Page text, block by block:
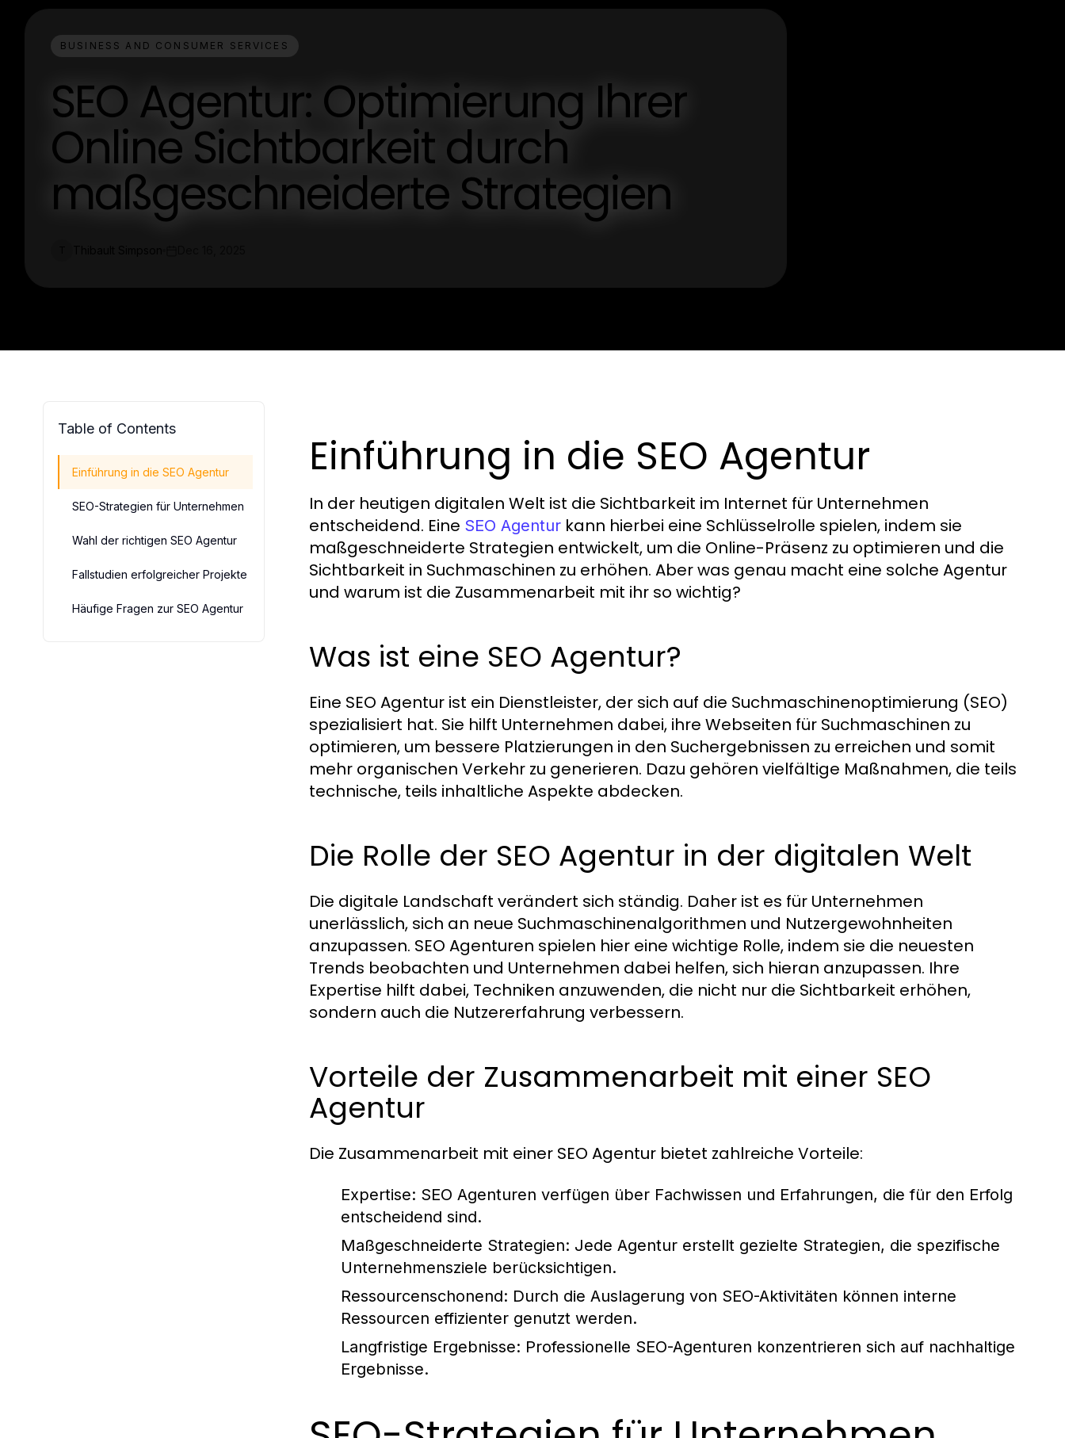
BUSINESS AND CONSUMER SERVICES
SEO Agentur: Optimierung Ihrer
Online Sichtbarkeit durch
maßgeschneiderte Strategien
Table of Contents
Einführung in die SEO Agentur
SEO-Strategien für Unternehmen
Wahl der richtigen SEO Agentur
Fallstudien erfolgreicher Projekte
Häufige Fragen zur SEO Agentur
Einführung in die SEO Agentur
In der heutigen digitalen Welt ist die Sichtbarkeit im Internet für Unternehmen
entscheidend. Eine SEO Agentur kann hierbei eine Schlüsselrolle spielen, indem sie
maßgeschneiderte Strategien entwickelt, um die Online-Präsenz zu optimieren und die
Sichtbarkeit in Suchmaschinen zu erhöhen. Aber was genau macht eine solche Agentur
und warum ist die Zusammenarbeit mit ihr so wichtig?
Was ist eine SEO Agentur?
Eine SEO Agentur ist ein Dienstleister, der sich auf die Suchmaschinenoptimierung (SEO)
spezialisiert hat. Sie hilft Unternehmen dabei, ihre Webseiten für Suchmaschinen zu
optimieren, um bessere Platzierungen in den Suchergebnissen zu erreichen und somit
mehr organischen Verkehr zu generieren. Dazu gehören vielfältige Maßnahmen, die teils
technische, teils inhaltliche Aspekte abdecken.
Die Rolle der SEO Agentur in der digitalen Welt
Die digitale Landschaft verändert sich ständig. Daher ist es für Unternehmen
unerlässlich, sich an neue Suchmaschinenalgorithmen und Nutzergewohnheiten
anzupassen. SEO Agenturen spielen hier eine wichtige Rolle, indem sie die neuesten
Trends beobachten und Unternehmen dabei helfen, sich hieran anzupassen. Ihre
Expertise hilft dabei, Techniken anzuwenden, die nicht nur die Sichtbarkeit erhöhen,
sondern auch die Nutzererfahrung verbessern.
Vorteile der Zusammenarbeit mit einer SEO
Agentur
Die Zusammenarbeit mit einer SEO Agentur bietet zahlreiche Vorteile:
Expertise: SEO Agenturen verfügen über Fachwissen und Erfahrungen, die für den Erfolg
entscheidend sind.
Maßgeschneiderte Strategien: Jede Agentur erstellt gezielte Strategien, die spezifische
Unternehmensziele berücksichtigen.
Ressourcenschonend: Durch die Auslagerung von SEO-Aktivitäten können interne
Ressourcen effizienter genutzt werden.
Langfristige Ergebnisse: Professionelle SEO-Agenturen konzentrieren sich auf nachhaltige
Ergebnisse.